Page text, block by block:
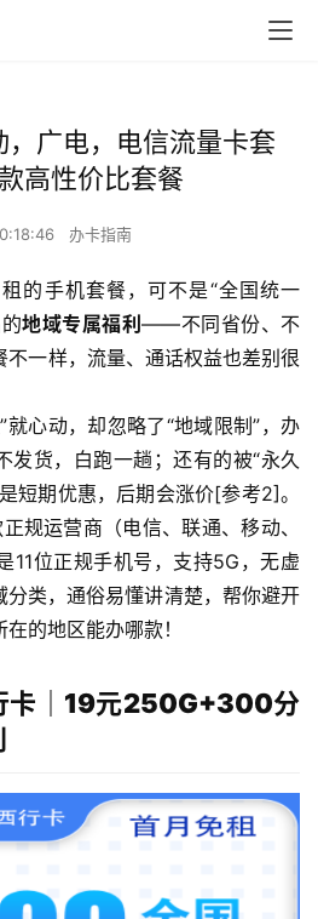
广电，电信流量卡套
高性价比套餐
办卡指南
的手机套餐，可不是“全国统一
地域专属福利 ——不同省份、不
不一样，流量、通话权益也差别很
就心动，却忽略了“地域限制”，办
发货，白跑一趟；还有的被“永久
短期优惠，后期会涨价[参考2]。
规运营商（电信、联通、移动、
11位正规手机号，支持5G，无虚
类，通俗易懂讲清楚，帮你避开
的地区能办哪款！
卡｜19元250G+300分